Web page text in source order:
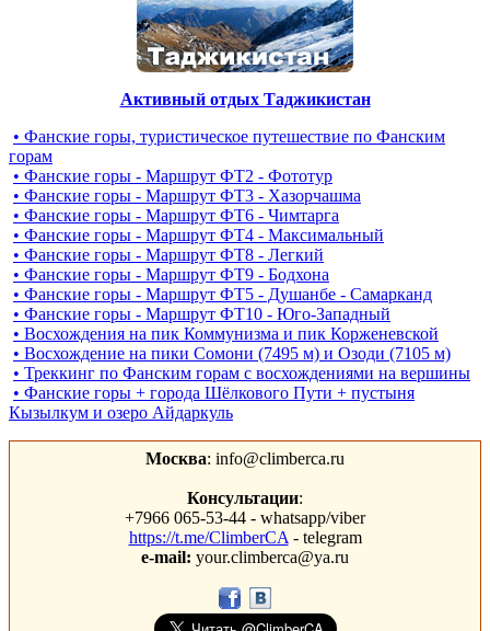
Активный отдых Таджикистан
• Фанские горы, туристическое путешествие по Фанским
горам
• Фанские горы - Маршрут ФТ2 - Фототур
• Фанские горы - Маршрут ФТ3 - Хазорчашма
• Фанские горы - Маршрут ФТ6 - Чимтарга
• Фанские горы - Маршрут ФТ4 - Максимальный
• Фанские горы - Маршрут ФТ8 - Легкий
• Фанские горы - Маршрут ФТ9 - Бодхона
• Фанские горы - Маршрут ФТ5 - Душанбе - Самарканд
• Фанские горы - Маршрут ФТ10 - Юго-Западный
• Восхождения на пик Коммунизма и пик Корженевской
• Восхождение на пики Сомони (7495 м) и Озоди (7105 м)
• Треккинг по Фанским горам c восхождениями на вершины
• Фанские горы + города Шёлкового Пути + пустыня
Кызылкум и озеро Айдаркуль
Москва: info@climberca.ru
Консультации:
+7966 065-53-44 - whatsapp/viber
https://t.me/ClimberCA - telegram
e-mail: your.climberca@ya.ru